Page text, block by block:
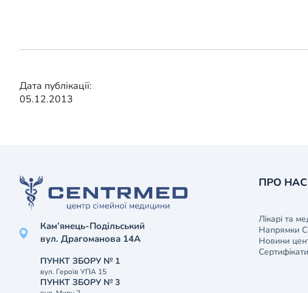
Дата публікації:
05.12.2013
Кам’янець-Подільський
вул. Драгоманова 14А
ПУНКТ ЗБОРУ № 1
вул. Героїв УПА 15
ПУНКТ ЗБОРУ № 3
ПРО НАС
Лікарі та
Напрямки
Новини
Сертифікати